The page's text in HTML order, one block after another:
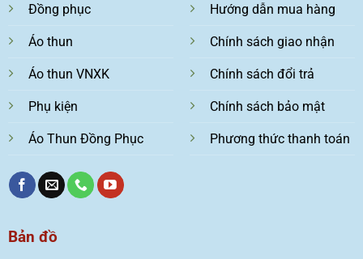
Đồng phục
Áo thun
Áo thun VNXK
Phụ kiện
Áo Thun Đồng Phục
Hướng dẫn mua hàng
Chính sách giao nhận
Chính sách đổi trả
Chính sách bảo mật
Phương thức thanh toán
Bản đồ